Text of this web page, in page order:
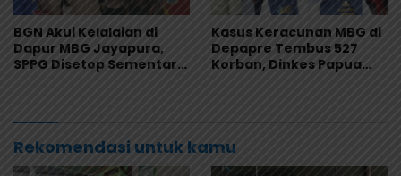
BGN Akui Kelalaian di
Dapur MBG Jayapura,
SPPG Disetop Sementara
Kasus Keracunan MBG di
Depapre Tembus 527
Korban, Dinkes Papua
Rekomendasi untuk kamu